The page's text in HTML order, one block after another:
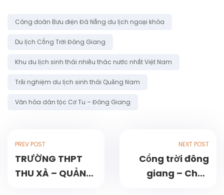
b
o
o
k
e
Tags:
Công đoàn Bưu điện Đà Nẵng du lịch ngoại khóa
Du lịch Cổng Trời Đông Giang
Khu du lịch sinh thái nhiều thác nước nhất Việt Nam
Trải nghiệm du lịch sinh thái Quảng Nam
Văn hóa dân tộc Cơ Tu – Đông Giang
PREV POST
TRƯỜNG THPT
THU XÀ – QUẢNG
NEXT POST
Cổng trời đông
giang – Chúc